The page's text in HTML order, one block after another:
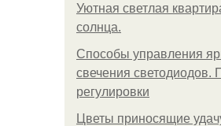
Уютная светлая
солнца.
Способы управления
свечения светодиодов.
регулировки
Цветы приносящие